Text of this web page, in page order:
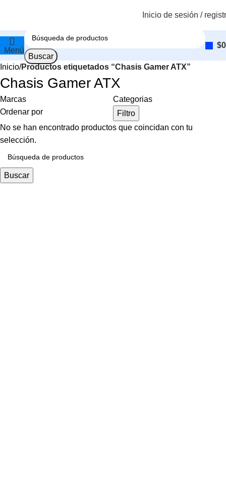
Inicio de sesión /
Menú
Buscar
$0
Inicio Productos etiquetados “Chasis Gamer ATX”
Compra ahora y paga después
Venta de computadores a credito con Addi
Compra tu computador, repuesto o accesorio a crédito hasta en 24
cuotas.
Ya es hora de tener lo mejor en tecnología, no te pierdas nuestra
Addi
Chasis Gamer ATX
Marcas
Categorias
Ordenar por
Filtro
No se han encontrado productos que coincidan con tu
selección.
Buscar